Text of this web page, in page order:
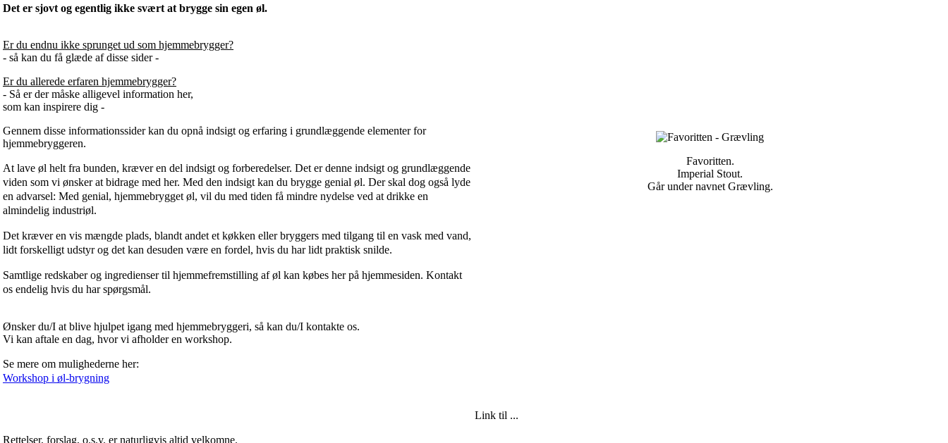
Det er sjovt og egentlig ikke svært at brygge sin egen øl.
Er du endnu ikke sprunget ud som hjemmebrygger?
- så kan du få glæde af disse sider -
Er du allerede erfaren hjemmebrygger?
- Så er der måske alligevel information her,
som kan inspirere dig -
Gennem disse informationssider kan du opnå indsigt og erfaring i grundlæggende elementer for
hjemmebryggeren.
At lave øl helt fra bunden, kræver en del indsigt og forberedelser. Det er denne indsigt og grundlæggende
viden som vi ønsker at bidrage med her. Med den indsigt kan du brygge genial øl. Der skal dog også lyde
en advarsel: Med genial, hjemmebrygget øl, vil du med tiden få mindre nydelse ved at drikke en
almindelig industriøl.
Det kræver en vis mængde plads, blandt andet et køkken eller bryggers med tilgang til en vask med vand,
lidt forskelligt udstyr og det kan desuden være en fordel, hvis du har lidt praktisk snilde.
Samtlige redskaber og ingredienser til hjemmefremstilling af øl kan købes her på hjemmesiden. Kontakt
os endelig hvis du har spørgsmål.
Favoritten.
Imperial Stout.
Går under navnet Grævling.
Ønsker du/I at blive hjulpet igang med hjemmebryggeri, så kan du/I kontakte os.
Vi kan aftale en dag, hvor vi afholder en workshop.
Se mere om mulighederne her:
Workshop i øl-brygning
Rettelser, forslag, o.s.v. er naturligvis altid velkomne.
Link til ...